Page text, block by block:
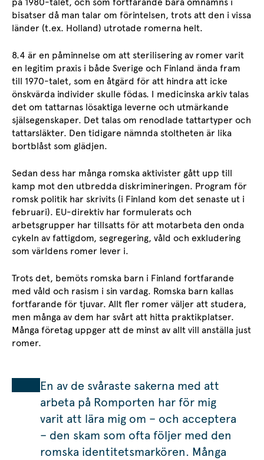
bisatser då man talar om förintelsen, trots att den i vissa
länder (t.ex. Holland) utrotade romerna helt.
8.4 är en påminnelse om att sterilisering av romer varit
en legitim praxis i både Sverige och Finland ända fram
till 1970-talet, som en åtgärd för att hindra att icke
önskvärda individer skulle födas. I medicinska arkiv talas
det om tattarnas lösaktiga leverne och utmärkande
själsegenskaper. Det talas om renodlade tattartyper och
tattarsläkter. Den tidigare nämnda stoltheten är lika
bortblåst som glädjen.
Sedan dess har många romska aktivister gått upp till
kamp mot den utbredda diskrimineringen. Program för
romsk politik har skrivits (i Finland kom det senaste ut i
februari). EU-direktiv har formulerats och
arbetsgrupper har tillsatts för att motarbeta den onda
cykeln av fattigdom, segregering, våld och exkludering
som världens romer lever i.
Trots det, bemöts romska barn i Finland fortfarande
med våld och rasism i sin vardag. Romska barn kallas
fortfarande för tjuvar. Allt fler romer väljer att studera,
men många av dem har svårt att hitta praktikplatser.
Många företag uppger att de minst av allt vill anställa just
romer.
En av de svåraste sakerna med att
arbeta på Romporten har för mig
varit att lära mig om – och acceptera
– den skam som ofta följer med den
romska identitetsmarkören. Många